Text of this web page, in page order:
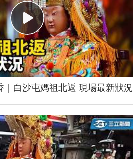
｜白沙屯媽祖北返 現場最新狀況